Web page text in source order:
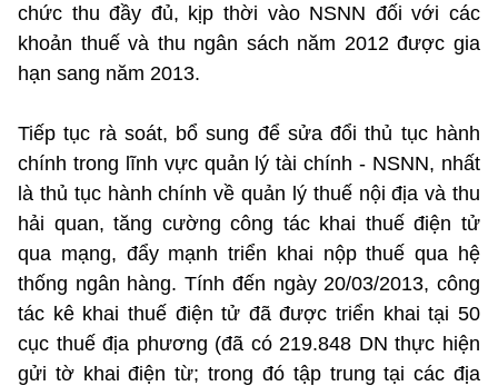
chức thu đầy đủ, kịp thời vào NSNN đối với các
khoản thuế và thu ngân sách năm 2012 được gia
hạn sang năm 2013.
Tiếp tục rà soát, bổ sung để sửa đổi thủ tục hành
chính trong lĩnh vực quản lý tài chính - NSNN, nhất
là thủ tục hành chính về quản lý thuế nội địa và thu
hải quan, tăng cường công tác khai thuế điện tử
qua mạng, đẩy mạnh triển khai nộp thuế qua hệ
thống ngân hàng. Tính đến ngày 20/03/2013, công
tác kê khai thuế điện tử đã được triển khai tại 50
cục thuế địa phương (đã có 219.848 DN thực hiện
gửi tờ khai điện từ; trong đó tập trung tại các địa